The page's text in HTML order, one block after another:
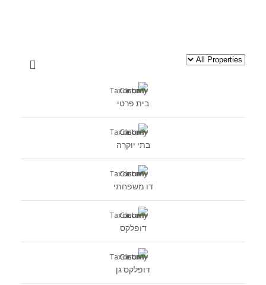
בית פרטי
בתי יוקרה
דו משפחתי
דופלקס
דופלקס גן